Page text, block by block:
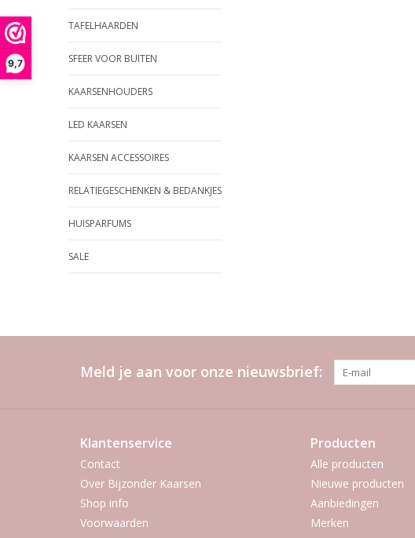
9,7
TAFELHAARDEN
SFEER VOOR BUITEN
KAARSENHOUDERS
LED KAARSEN
KAARSEN ACCESSOIRES
RELATIEGESCHENKEN & BEDANKJES
HUISPARFUMS
SALE
Meld je aan voor onze nieuwsbrief:
Klantenservice
Contact
Over Bijzonder Kaarsen
Shop info
Voorwaarden
Producten
Alle producten
Nieuwe producten
Aanbiedingen
Merken